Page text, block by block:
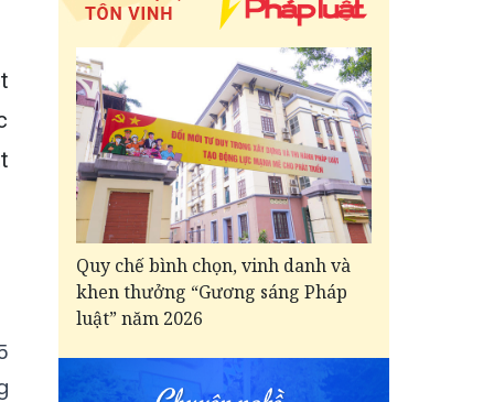
Quy chế bình chọn, vinh danh và
khen thưởng “Gương sáng Pháp
luật” năm 2026